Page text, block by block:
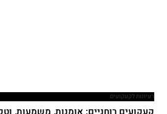
רעיונות לקעקועים